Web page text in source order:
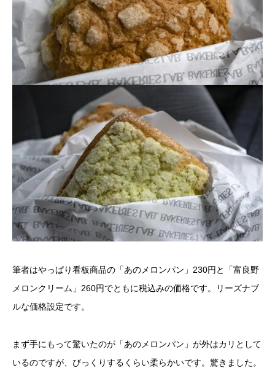
筆者はやっぱり看板商品の「あのメロンパン」230円と「富良野
メロンクリーム」260円でともに税込みの価格です。リーズナブ
ルな価格設定です。
まず手にもって驚いたのが「あのメロンパン」が外はカリとして
いるのですが、びっくりするくらい柔らかいです。驚きました。